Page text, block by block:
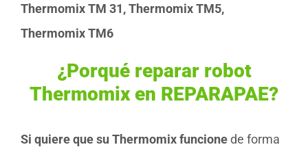
Thermomix TM 31, Thermomix TM5,
Thermomix TM6
¿Porqué reparar robot
Thermomix en REPARAPAE?
Si quiere que su Thermomix funcionede forma